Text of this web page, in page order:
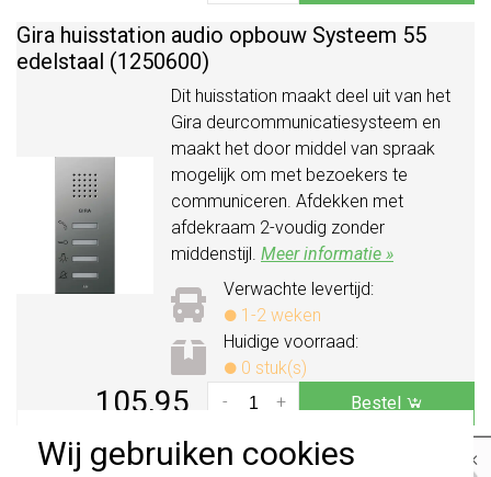
Wij gebruiken cookies
Gira huisstation audio opbouw Systeem 55
edelstaal (1250600)
Dit huisstation maakt deel uit van het
Gira deurcommunicatiesysteem en
maakt het door middel van spraak
mogelijk om met bezoekers te
communiceren. Afdekken met
afdekraam 2-voudig zonder
middenstijl. Meer informatie »
Verwachte levertijd:
1-2 weken
Huidige voorraad:
0 stuk(s)
105,95 +
- Bestel
×